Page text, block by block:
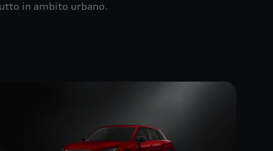
in ambito urbano.